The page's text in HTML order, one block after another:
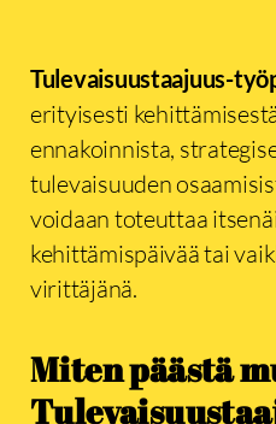
Tulevaisuustaajuus-
erityisesti
ennakoinnista,
tulevaisuuden
voidaan toteuttaa
kehittämispäivää tai
virittäjänä.
Miten päästä